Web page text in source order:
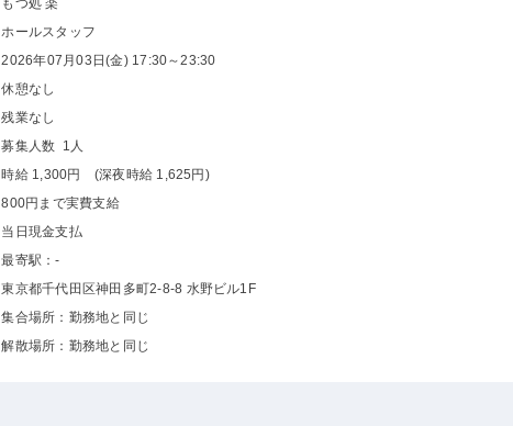
もつ処 楽
ホールスタッフ
2026年07月03日(金) 17:30～23:30
休憩なし
残業なし
募集人数 1人
時給 1,300円 (深夜時給 1,625円)
800円まで実費支給
当日現金支払
最寄駅：-
東京都千代田区神田多町2-8-8 水野ビル1F
集合場所：勤務地と同じ
解散場所：勤務地と同じ